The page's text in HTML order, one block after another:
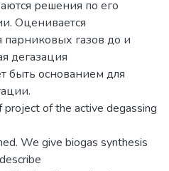
решения по его
Оценивается
парниковых газов до и
дегазация
быть основанием для
of the active degassing
We give biogas synthesis